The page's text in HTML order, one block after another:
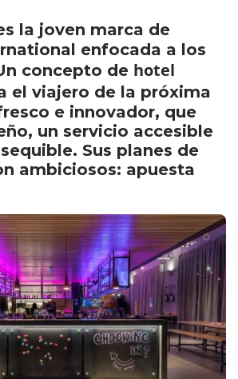
la joven marca de
enfocada a los
concepto de hotel
el viajero de la próxima
e innovador, que
un servicio accesible
Sus planes de
ambiciosos: apuesta